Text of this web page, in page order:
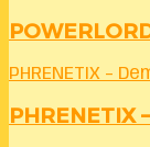
PHRENETIX –
PHRENETIX